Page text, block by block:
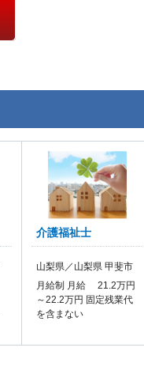
介護福祉士
山梨県／山梨県 甲斐市
月給制 月給 21.2万円
～22.2万円 固定残業代
を含まない